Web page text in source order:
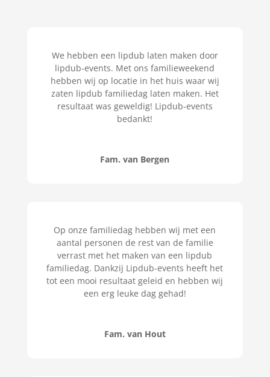
We hebben een lipdub laten maken door
lipdub-events. Met ons familieweekend
hebben wij op locatie in het huis waar wij
zaten lipdub familiedag laten maken. Het
resultaat was geweldig! Lipdub-events
bedankt!
Fam. van Bergen
Op onze familiedag hebben wij met een
aantal personen de rest van de familie
verrast met het maken van een lipdub
familiedag. Dankzij Lipdub-events heeft het
tot een mooi resultaat geleid en hebben wij
een erg leuke dag gehad!
Fam. van Hout